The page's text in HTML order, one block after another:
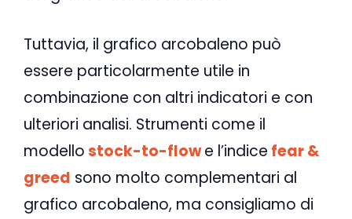
Tuttavia, il grafico arcobaleno può
essere particolarmente utile in
combinazione con altri indicatori e con
ulteriori analisi. Strumenti come il
modellostock-to-flowe l’indice fear &
greed sono molto complementari al
grafico arcobaleno, ma consigliamo di